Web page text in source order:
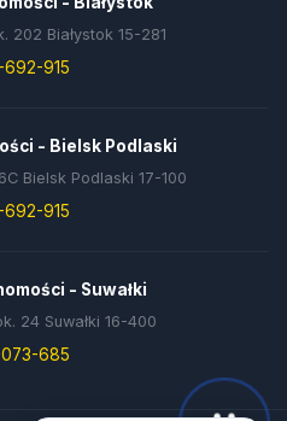
202 Białystok 15-281
915
- Bielsk Podlaski
Bielsk Podlaski 17-100
915
- Suwałki
24 Suwałki 16-400
685